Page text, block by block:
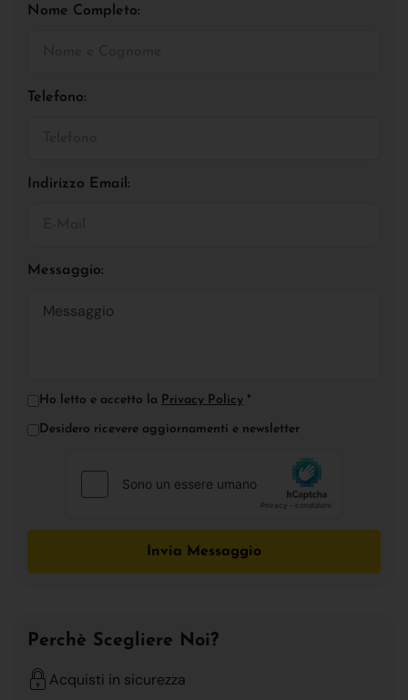
Nome Completo:
Telefono:
Indirizzo Email:
Messaggio:
Ho letto e accetto la Privacy Policy *
Desidero ricevere aggiornamenti e newsletter
Invia Messaggio
Perchè Scegliere Noi?
Acquisti in sicurezza